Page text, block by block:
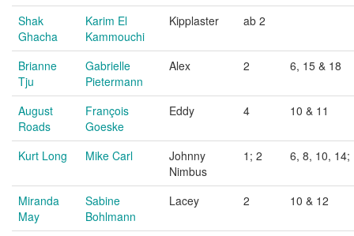
Shak
Ghacha
Karim El
Kammouchi
Kipplaster ab 2
Brianne
Tju
Gabrielle
Pietermann
Alex 2 6, 15 & 18
August
Roads
François
Goeske
Eddy 4 10 & 11
Kurt Long Mike Carl
Johnny
Nimbus
1; 2 6, 8, 10, 14;
Miranda
May
Sabine
Bohlmann
Lacey 2 10 & 12